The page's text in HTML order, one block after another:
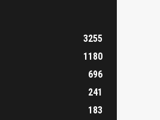
3255
1180
696
241
183